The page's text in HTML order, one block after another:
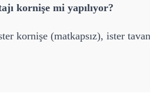
kornişe mi yapılıyor?
kornişe (matkapsız), ister